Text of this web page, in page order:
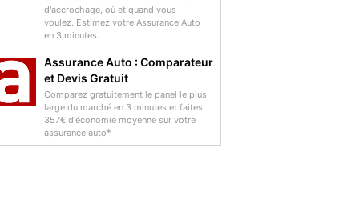
d'accrochage, où et quand vous
voulez. Estimez votre Assurance Auto
en 3 minutes.
Assurance Auto : Comparateur
et Devis Gratuit
Comparez gratuitement le panel le plus
large du marché en 3 minutes et faites
357€ d'économie moyenne sur votre
assurance auto*